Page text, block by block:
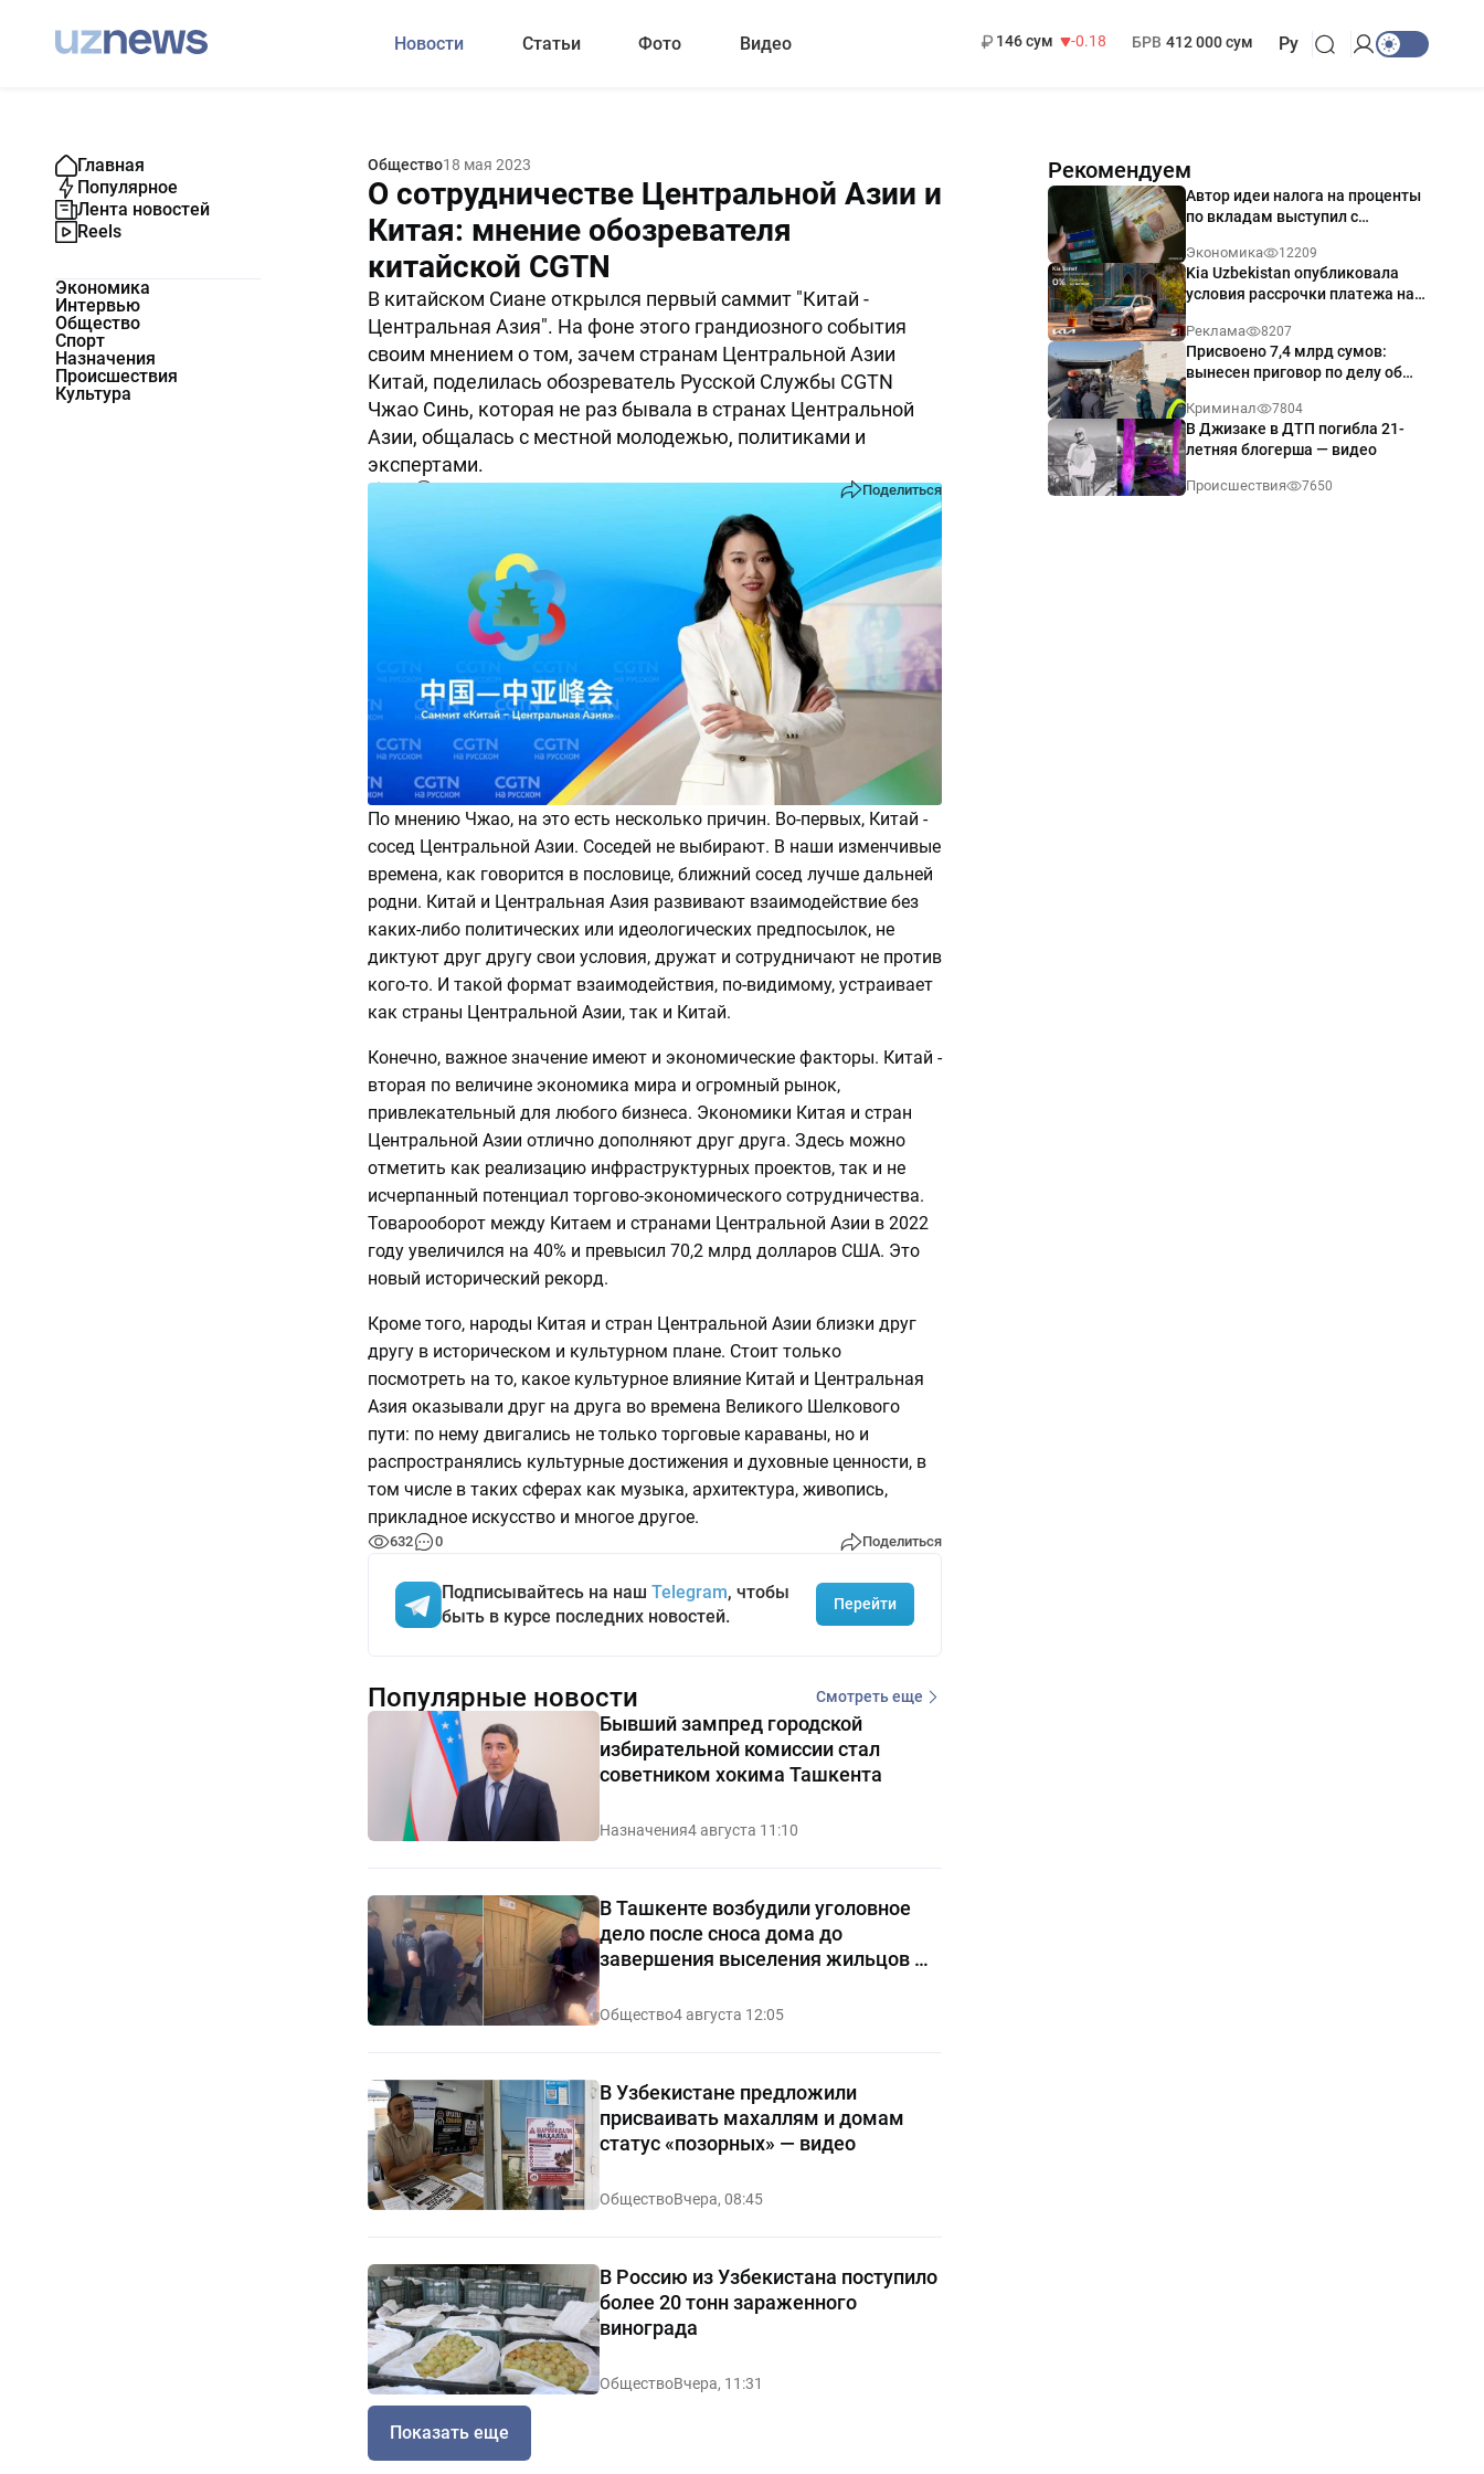
Новости Статьи Фото Видео
146 сум
-0.18
БРВ 412 000 сум Ру
Главная
Популярное
Лента новостей
Reels
Экономика
Интервью
Общество
Спорт
Назначения
Происшествия
Культура
Общество18 мая 2023
О сотрудничестве Центральной Азии и
Китая: мнение обозревателя
китайской CGTN
В китайском Сиане открылся первый саммит "Китай -
Центральная Азия". На фоне этого грандиозного события
своим мнением о том, зачем странам Центральной Азии
Китай, поделилась обозреватель Русской Службы CGTN
Чжао Синь, которая не раз бывала в странах Центральной
Азии, общалась с местной молодежью, политиками и
экспертами.
Поделиться
По мнению Чжао, на это есть несколько причин. Во-первых, Китай -
сосед Центральной Азии. Соседей не выбирают. В наши изменчивые
времена, как говорится в пословице, ближний сосед лучше дальней
родни. Китай и Центральная Азия развивают взаимодействие без
каких-либо политических или идеологических предпосылок, не
диктуют друг другу свои условия, дружат и сотрудничают не против
кого-то. И такой формат взаимодействия, по-видимому, устраивает
как страны Центральной Азии, так и Китай.
Конечно, важное значение имеют и экономические факторы. Китай -
вторая по величине экономика мира и огромный рынок,
привлекательный для любого бизнеса. Экономики Китая и стран
Центральной Азии отлично дополняют друг друга. Здесь можно
отметить как реализацию инфраструктурных проектов, так и не
исчерпанный потенциал торгово-экономического сотрудничества.
Товарооборот между Китаем и странами Центральной Азии в 2022
году увеличился на 40% и превысил 70,2 млрд долларов США. Это
новый исторический рекорд.
Кроме того, народы Китая и стран Центральной Азии близки друг
другу в историческом и культурном плане. Стоит только
посмотреть на то, какое культурное влияние Китай и Центральная
Азия оказывали друг на друга во времена Великого Шелкового
пути: по нему двигались не только торговые караваны, но и
распространялись культурные достижения и духовные ценности, в
том числе в таких сферах как музыка, архитектура, живопись,
прикладное искусство и многое другое.
632 0 Поделиться
Подписывайтесь на наш Telegram, чтобы
быть в курсе последних новостей.
Перейти
Рекомендуем
Автор идеи налога на проценты
по вкладам выступил с
Экономика 12209
Kia Uzbekistan опубликовала
условия рассрочки платежа на
годовых
Реклама 8207
Присвоено 7,4 млрд сумов:
вынесен приговор по делу об
Ташкенте
Криминал 7804
В Джизаке в ДТП погибла 21-
летняя блогерша — видео
Происшествия 7650
Популярные новости Смотреть еще
Бывший зампред городской
избирательной комиссии стал
советником хокима Ташкента
Назначения4 августа 11:10
В Ташкенте возбудили уголовное
дело после сноса дома до
завершения выселения жильцов —
видео
Общество4 августа 12:05
В Узбекистане предложили
присваивать махаллям и домам
статус «позорных» — видео
ОбществоВчера, 08:45
В Россию из Узбекистана поступило
более 20 тонн зараженного
винограда
ОбществоВчера, 11:31
Показать еще